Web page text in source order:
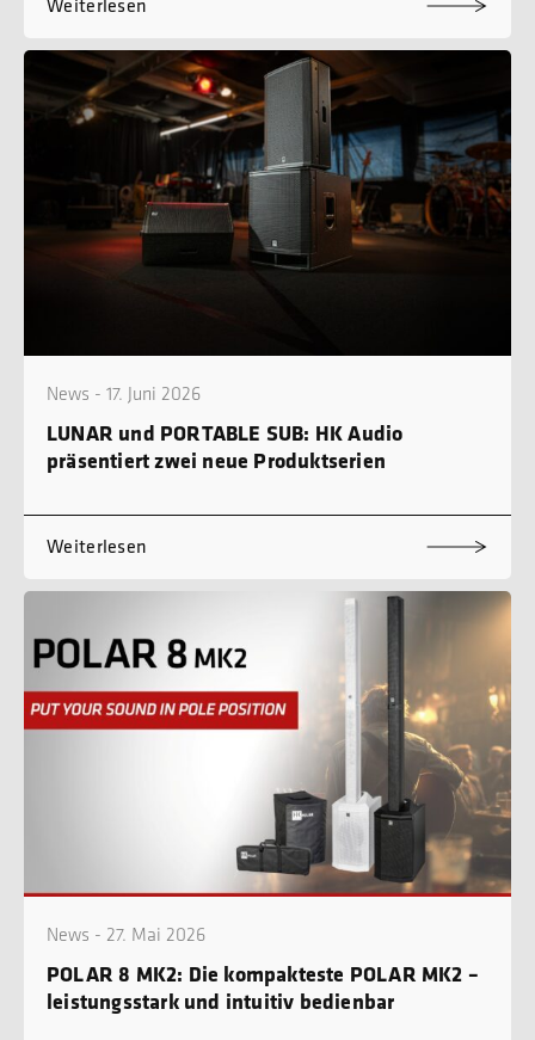
News - 17. Juni 2026
LUNAR und PORTABLE SUB: HK Audio
präsentiert zwei neue Produktserien
Weiterlesen
News - 27. Mai 2026
POLAR 8 MK2: Die kompakteste POLAR MK2 –
leistungsstark und intuitiv bedienbar